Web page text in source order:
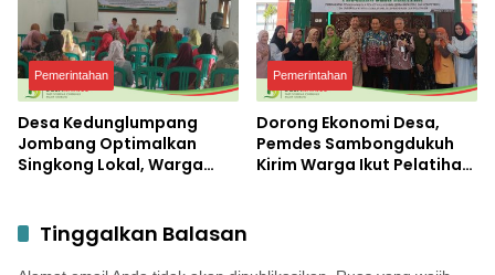
Pemerintahan
Desa Kedunglumpang
Jombang Optimalkan
Singkong Lokal, Warga
Pemerintahan
Dorong Ekonomi Desa,
Pemdes Sambongdukuh
Kirim Warga Ikut Pelatihan
Tinggalkan Balasan